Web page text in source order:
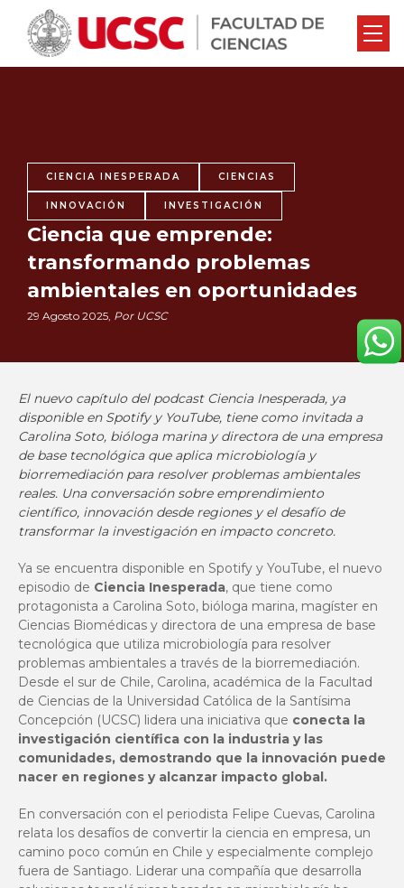
CIENCIA INESPERADA CIENCIAS
INNOVACIÓN INVESTIGACIÓN
Ciencia que emprende:
transformando problemas
ambientales en oportunidades
29 Agosto 2025, Por UCSC
El nuevo capítulo del podcast Ciencia Inesperada, ya
disponible en Spotify y YouTube, tiene como invitada a
Carolina Soto, bióloga marina y directora de una empresa
de base tecnológica que aplica microbiología y
biorremediación para resolver problemas ambientales
reales. Una conversación sobre emprendimiento
científico, innovación desde regiones y el desafío de
transformar la investigación en impacto concreto.
Ya se encuentra disponible en Spotify y YouTube, el nuevo
episodio de Ciencia Inesperada, que tiene como
protagonista a Carolina Soto, bióloga marina, magíster en
Ciencias Biomédicas y directora de una empresa de base
tecnológica que utiliza microbiología para resolver
problemas ambientales a través de la biorremediación.
Desde el sur de Chile, Carolina, académica de la Facultad
de Ciencias de la Universidad Católica de la Santísima
Concepción (UCSC) lidera una iniciativa que conecta la
investigación científica con la industria y las
comunidades, demostrando que la innovación puede
nacer en regiones y alcanzar impacto global.
En conversación con el periodista Felipe Cuevas, Carolina
relata los desafíos de convertir la ciencia en empresa, un
camino poco común en Chile y especialmente complejo
fuera de Santiago. Liderar una compañía que desarrolla